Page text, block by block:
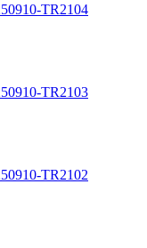
TR2104
TR2103
TR2102